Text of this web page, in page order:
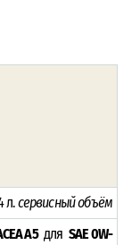
л.сервисный объём
A5для SAE 0W-